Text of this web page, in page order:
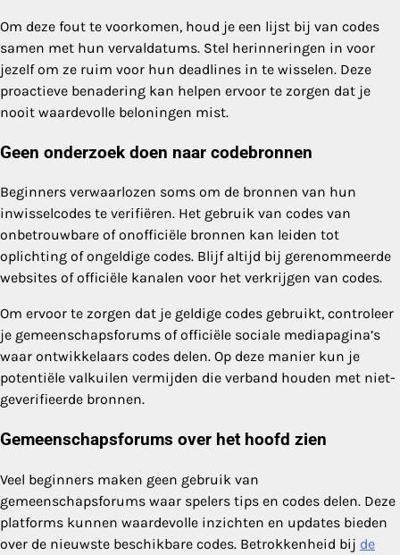
Om deze fout te voorkomen, houd je een lijst bij van codes
samen met hun vervaldatums. Stel herinneringen in voor
jezelf om ze ruim voor hun deadlines in te wisselen. Deze
proactieve benadering kan helpen ervoor te zorgen dat je
nooit waardevolle beloningen mist.
Geen onderzoek doen naar codebronnen
Beginners verwaarlozen soms om de bronnen van hun
inwisselcodes te verifiëren. Het gebruik van codes van
onbetrouwbare of onofficiële bronnen kan leiden tot
oplichting of ongeldige codes. Blijf altijd bij gerenommeerde
websites of officiële kanalen voor het verkrijgen van codes.
Om ervoor te zorgen dat je geldige codes gebruikt, controleer
je gemeenschapsforums of officiële sociale mediapagina’s
waar ontwikkelaars codes delen. Op deze manier kun je
potentiële valkuilen vermijden die verband houden met niet-
geverifieerde bronnen.
Gemeenschapsforums over het hoofd zien
Veel beginners maken geen gebruik van
gemeenschapsforums waar spelers tips en codes delen. Deze
platforms kunnen waardevolle inzichten en updates bieden
over de nieuwste beschikbare codes. Betrokkenheid bij de